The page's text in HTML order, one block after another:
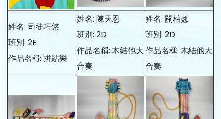
姓名: 司徒巧悠
班別: 2E
作品名稱: 拼貼樂
姓名: 陳天恩
班別: 2D
作品名稱: 木結他大
合奏
姓名: 關柏翹
班別: 2D
作品名稱: 木結他大
合奏